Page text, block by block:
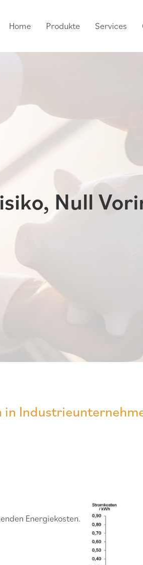
Home Produkte Services
Null
Energiekosten.